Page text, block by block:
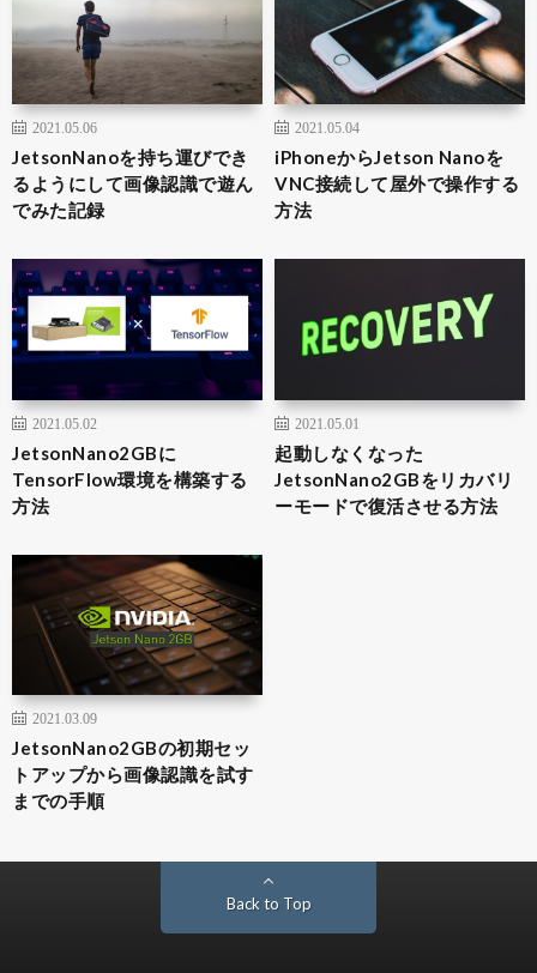
2021.05.06
JetsonNanoを持ち運びでき
るようにして画像認識で遊ん
でみた記録
2021.05.04
iPhoneからJetson Nanoを
VNC接続して屋外で操作する
方法
2021.05.02
JetsonNano2GBに
TensorFlow環境を構築する
方法
2021.05.01
起動しなくなった
JetsonNano2GBをリカバリ
ーモードで復活させる方法
2021.03.09
JetsonNano2GBの初期セッ
トアップから画像認識を試す
までの手順
Back to Top